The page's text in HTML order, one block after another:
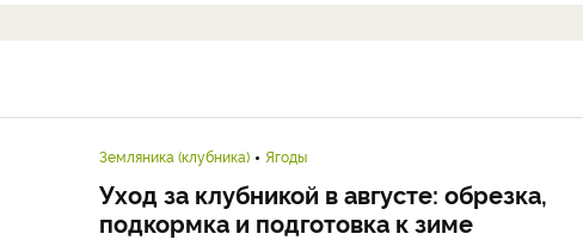
Земляника (клубника) Ягоды
Уход за клубникой в августе: обрезка,
подкормка и подготовка к зиме